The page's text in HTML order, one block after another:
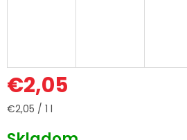
€2,05
Jednotková
€2,05 / 1 l